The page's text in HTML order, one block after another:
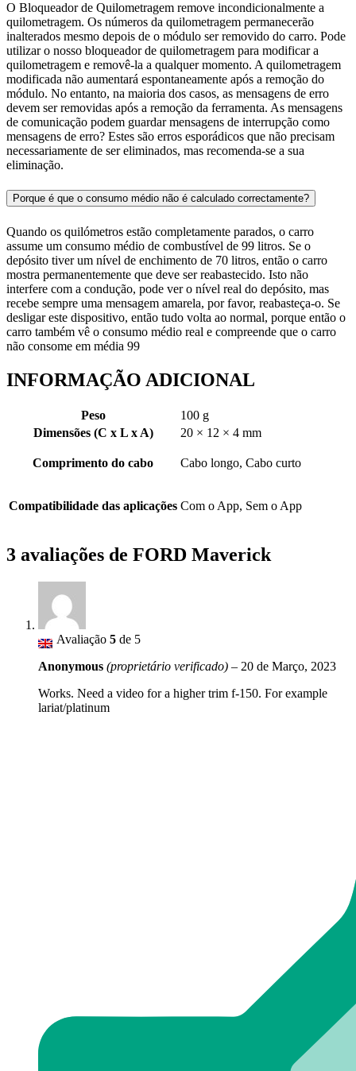
O Bloqueador de Quilometragem remove incondicionalmente a
quilometragem. Os números da quilometragem permanecerão
inalterados mesmo depois de o módulo ser removido do carro. Pode
utilizar o nosso bloqueador de quilometragem para modificar a
quilometragem e removê-la a qualquer momento. A quilometragem
modificada não aumentará espontaneamente após a remoção do
módulo. No entanto, na maioria dos casos, as mensagens de erro
devem ser removidas após a remoção da ferramenta. As mensagens
de comunicação podem guardar mensagens de interrupção como
mensagens de erro? Estes são erros esporádicos que não precisam
necessariamente de ser eliminados, mas recomenda-se a sua
eliminação.
Porque é que o consumo médio não é calculado correctamente?
Quando os quilómetros estão completamente parados, o carro
assume um consumo médio de combustível de 99 litros. Se o
depósito tiver um nível de enchimento de 70 litros, então o carro
mostra permanentemente que deve ser reabastecido. Isto não
interfere com a condução, pode ver o nível real do depósito, mas
recebe sempre uma mensagem amarela, por favor, reabasteça-o. Se
desligar este dispositivo, então tudo volta ao normal, porque então o
carro também vê o consumo médio real e compreende que o carro
não consome em média 99
INFORMAÇÃO ADICIONAL
Peso
100 g
Dimensões (C x L x A)
20 × 12 × 4 mm
Comprimento do cabo Cabo longo, Cabo curto
Compatibilidade das aplicações Com o App, Sem o App
3 avaliações de FORD Maverick
Avaliação 5 de 5
Anonymous (proprietário verificado) – 20 de Março, 2023
Works. Need a video for a higher trim f-150. For example
lariat/platinum